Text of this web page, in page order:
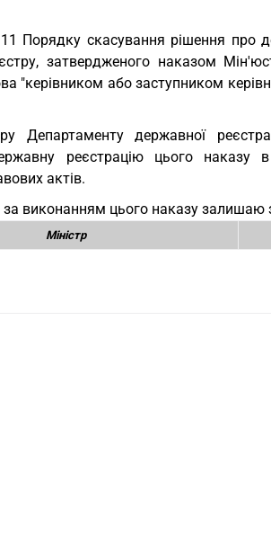
Порядку скасування рішення про
затвердженого наказом
"керівником або заступником
Департаменту державної
реєстрацію цього
актів.
за виконанням цього наказу залишаю
Міністр